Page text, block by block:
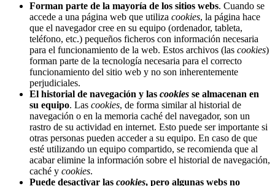
Forman parte de la mayoría de los sitios webs. Cuando se
accede a una página web que utiliza cookies, la página hace
que el navegador cree en su equipo (ordenador, tableta,
teléfono, etc.) pequeños ficheros con información necesaria
para el funcionamiento de la web. Estos archivos (las cookies)
forman parte de la tecnología necesaria para el correcto
funcionamiento del sitio web y no son inherentemente
perjudiciales.
El historial de navegación y las cookies se almacenan en
su equipo. Las cookies, de forma similar al historial de
navegación o en la memoria caché del navegador, son un
rastro de su actividad en internet. Esto puede ser importante si
otras personas pueden acceder a su equipo. En caso de que
esté utilizando un equipo compartido, se recomienda que al
acabar elimine la información sobre el historial de navegación,
caché y cookies.
Puede desactivar las cookies, pero algunas webs no